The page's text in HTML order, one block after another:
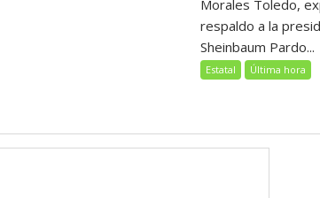
Morales Toledo,
respaldo a la
Sheinbaum Pardo...
Estatal Última hora